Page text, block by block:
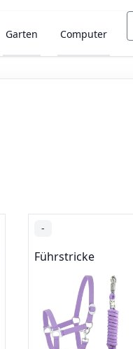
Garten Computer
-
Führstricke